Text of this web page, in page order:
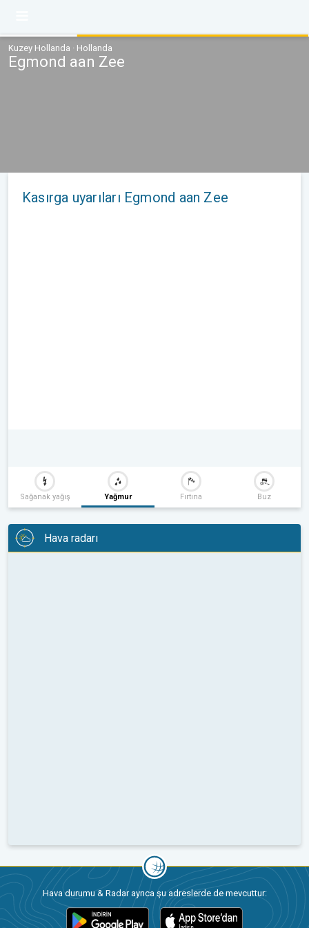
Kuzey Hollanda · Hollanda
Egmond aan Zee
Kasırga uyarıları Egmond aan Zee
Sağanak yağış Yağmur Fırtına Buz
Hava radarı
Hava durumu & Radar ayrıca şu adreslerde de mevcuttur: